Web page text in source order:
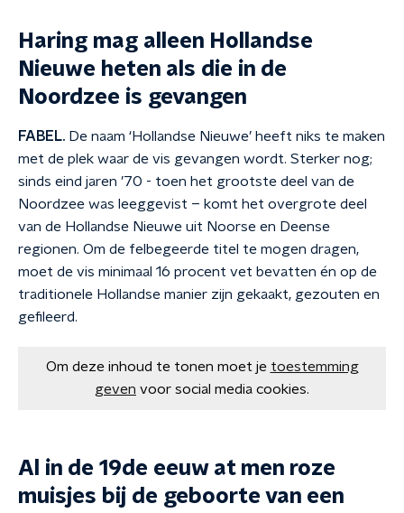
Haring mag alleen Hollandse
Nieuwe heten als die in de
Noordzee is gevangen
FABEL. De naam ‘Hollandse Nieuwe’ heeft niks te maken
met de plek waar de vis gevangen wordt. Sterker nog;
sinds eind jaren ’70 - toen het grootste deel van de
Noordzee was leeggevist – komt het overgrote deel
van de Hollandse Nieuwe uit Noorse en Deense
regionen. Om de felbegeerde titel te mogen dragen,
moet de vis minimaal 16 procent vet bevatten én op de
traditionele Hollandse manier zijn gekaakt, gezouten en
gefileerd.
Om deze inhoud te tonen moet je toestemming
geven voor social media cookies.
Al in de 19de eeuw at men roze
muisjes bij de geboorte van een